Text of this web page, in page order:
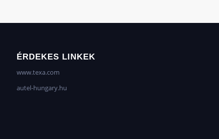
ÉRDEKES LINKEK
www.texa.com
autel-hungary.hu